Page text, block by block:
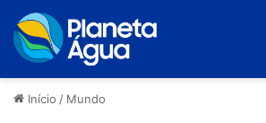
Início / Mundo